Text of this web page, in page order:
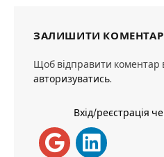
ЗАЛИШИТИ КОМЕНТАР
Щоб відправити коментар
авторизуватись.
Вхід/реєстрація